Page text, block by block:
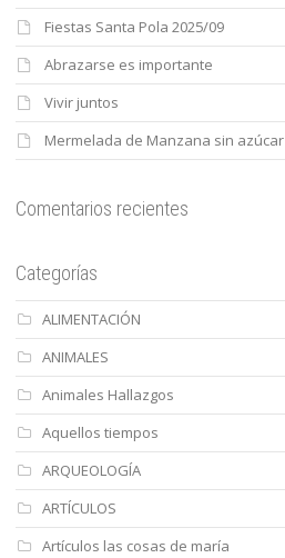
Fiestas Santa Pola 2025/09
Abrazarse es importante
Vivir juntos
Mermelada de Manzana sin azúcar
Comentarios recientes
Categorías
ALIMENTACIÓN
ANIMALES
Animales Hallazgos
Aquellos tiempos
ARQUEOLOGÍA
ARTÍCULOS
Artículos las cosas de maría